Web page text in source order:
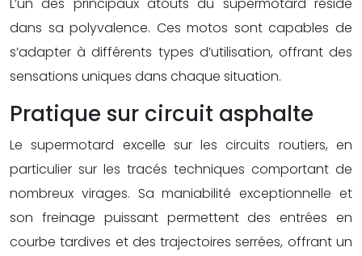
dans sa polyvalence. Ces motos sont capables de
s’adapter à différents types d’utilisation, offrant des
sensations uniques dans chaque situation.
Pratique sur circuit asphalte
Le supermotard excelle sur les circuits routiers, en
particulier sur les tracés techniques comportant de
nombreux virages. Sa maniabilité exceptionnelle et
son freinage puissant permettent des entrées en
courbe tardives et des trajectoires serrées, offrant un